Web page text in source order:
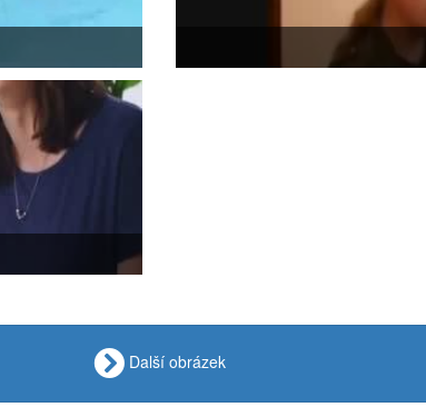
Další obrázek